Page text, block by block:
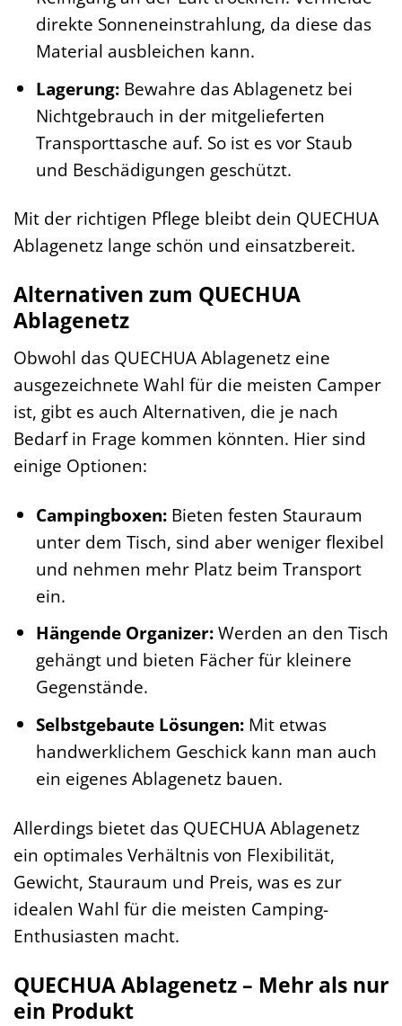
direkte Sonneneinstrahlung, da diese das
Material ausbleichen kann.
Lagerung:Bewahre das Ablagenetz bei
Nichtgebrauch in der mitgelieferten
Transporttasche auf. So ist es vor Staub
und Beschädigungen geschützt.
Mit der richtigen Pflege bleibt dein QUECHUA
Ablagenetz lange schön und einsatzbereit.
Alternativen zum QUECHUA
Ablagenetz
Obwohl das QUECHUA Ablagenetz eine
ausgezeichnete Wahl für die meisten Camper
ist, gibt es auch Alternativen, die je nach
Bedarf in Frage kommen könnten. Hier sind
einige Optionen:
Campingboxen:Bieten festen Stauraum
unter dem Tisch, sind aber weniger flexibel
und nehmen mehr Platz beim Transport
ein.
Hängende Organizer:Werden an den Tisch
gehängt und bieten Fächer für kleinere
Gegenstände.
Selbstgebaute Lösungen:Mit etwas
handwerklichem Geschick kann man auch
ein eigenes Ablagenetz bauen.
Allerdings bietet das QUECHUA Ablagenetz
ein optimales Verhältnis von Flexibilität,
Gewicht, Stauraum und Preis, was es zur
idealen Wahl für die meisten Camping-
Enthusiasten macht.
QUECHUA Ablagenetz – Mehr als nur
ein Produkt